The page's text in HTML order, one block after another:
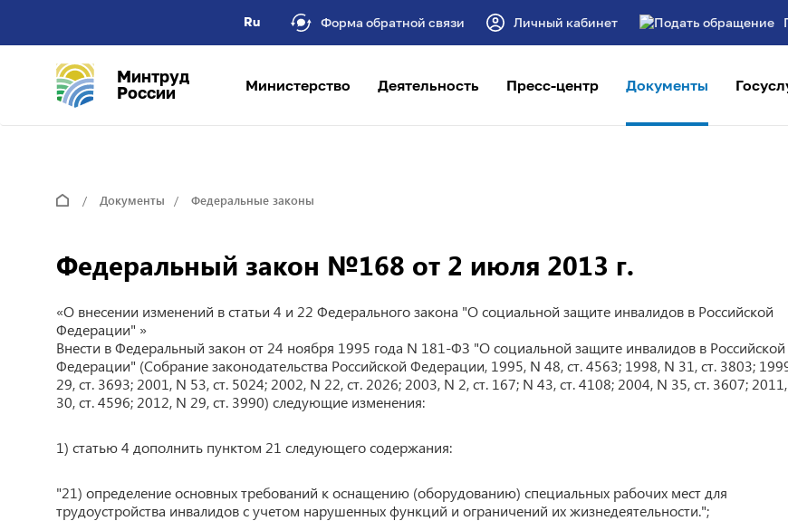
Ru Форма обратной связи Личный кабинет
Минтруд
России
Министерство Деятельность Пресс-центр Документы
Документы Федеральные законы
Федеральный закон №168 от 2 июля 2013 г.
«О внесении изменений в статьи 4 и 22 Федерального закона "О социальной защите инвалидов в Российской
Федерации" »
Внести в Федеральный закон от 24 ноября 1995 года N 181-ФЗ "О социальной защите инвалидов в Российской
Федерации" (Собрание законодательства Российской Федерации, 1995, N 48, ст. 4563; 1998, N 31, ст. 3803;
29, ст. 3693; 2001, N 53, ст. 5024; 2002, N 22, ст. 2026; 2003, N 2, ст. 167; N 43, ст. 4108; 2004, N 35, ст. 3607;
30, ст. 4596; 2012, N 29, ст. 3990) следующие изменения:
1) статью 4 дополнить пунктом 21 следующего содержания:
"21) определение основных требований к оснащению (оборудованию) специальных рабочих мест для
трудоустройства инвалидов с учетом нарушенных функций и ограничений их жизнедеятельности.";